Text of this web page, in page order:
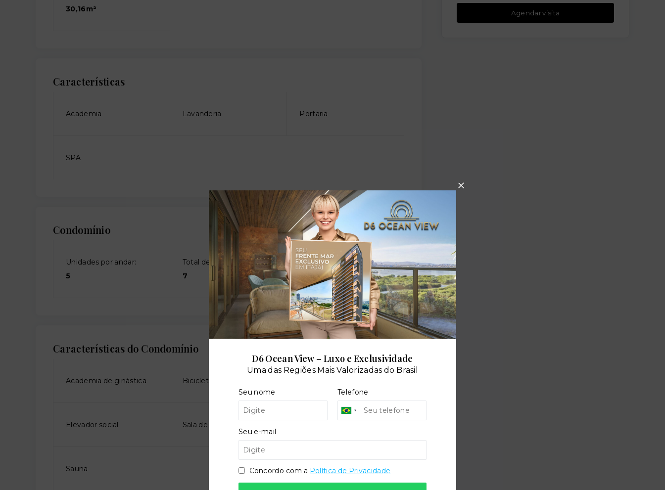
30,16m²
Características
Academia Lavanderia Portaria
SPA
Condomínio
Unidades por andar:
5
Total de andares:
7
Características do Condomínio
Academia de ginástica Bicicletário
Elevador social Sala de jogos
Sauna
Agendar visita
D6 Ocean View – Luxo e Exclusividade
Uma das Regiões Mais Valorizadas do Brasil
Seu nome Telefone
Seu e-mail
Concordo com a Política de Privacidade